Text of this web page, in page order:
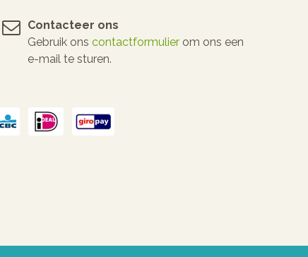
Contacteer ons
Gebruik ons contactformulier om ons een
e-mail te sturen.